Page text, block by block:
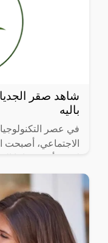
شاهد صقر
باليه
في عصر
الاجتماعي، أصبحت
انتشرت